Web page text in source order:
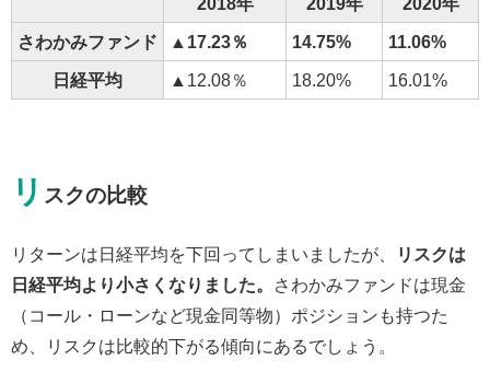
さわかみファンド ▲17.23％ 14.75% 11.06%
日経平均 ▲12.08％ 18.20% 16.01%
リ スクの比較
リターンは日経平均を下回ってしまいましたが、
リスクは
日経平均より小さくなりました。
さわかみファンドは現金
（コール・ローンなど現金同等物）ポジションも持つた
め、リスクは比較的下がる傾向にあるでしょう。